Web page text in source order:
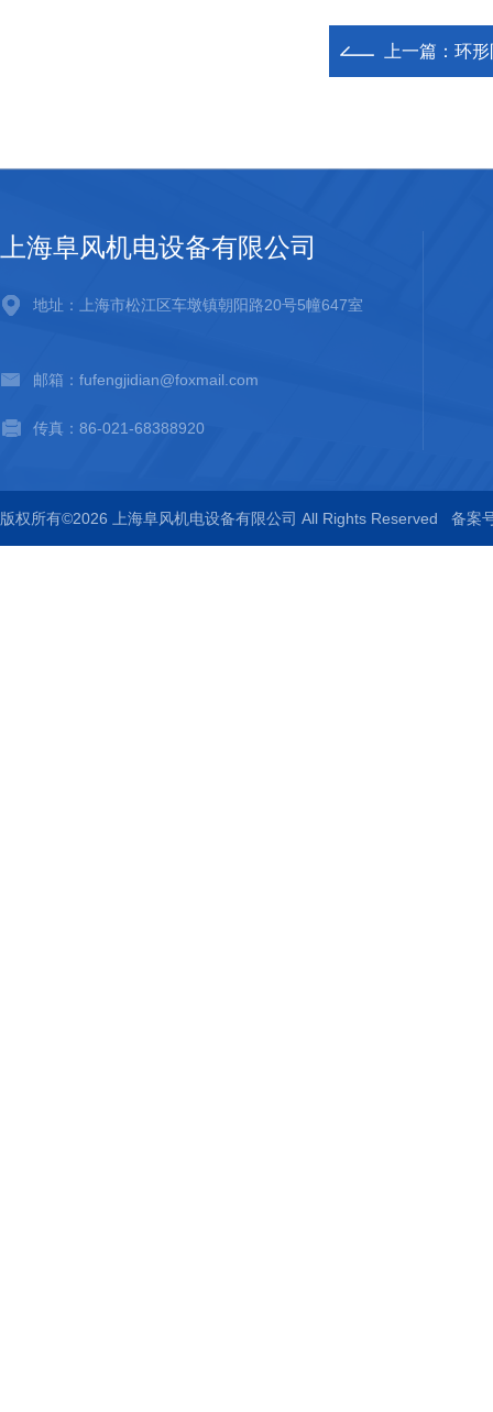
上一篇： 环
上海阜风机电设备有限公司
地址：上海市松江区车墩镇朝阳路20号5幢647室
邮箱：fufengjidian@foxmail.com
传真：86-021-68388920
版权所有©2026 上海阜风机电设备有限公司 All Rights Reserved 备案